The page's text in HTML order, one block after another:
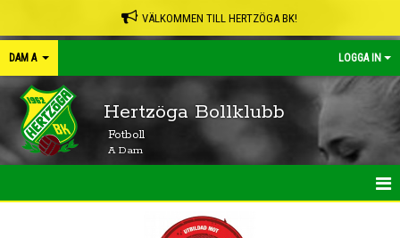
VÄLKOMMEN TILL HERTZÖGA BK!
DAM A LOGGA IN
Hertzöga Bollklubb
Fotboll
A Dam